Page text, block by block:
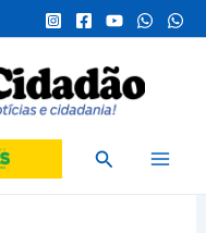
Pesquisar